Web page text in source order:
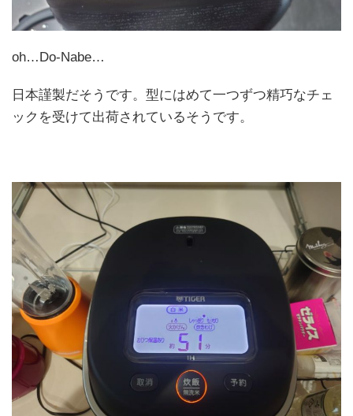
oh…Do-Nabe…
日本謹製だそうです。型にはめて一つずつ精巧なチェ
ックを受けて出荷されているそうです。